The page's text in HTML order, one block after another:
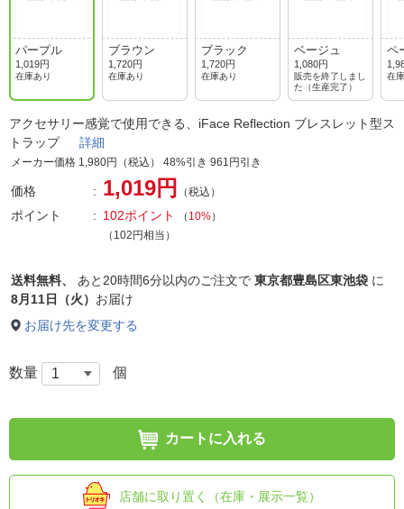
パープル
1,019円
在庫あり
ブラウン
1,720円
在庫あり
ブラック
1,720円
在庫あり
ベージュ
1,080円
販売を終了しまし
た（生産完了）
ペ
在
アクセサリー感覚で使用できる、iFace Reflection ブレスレット型ス
トラップ 詳細
メーカー価格 1,980円（税込） 48%引き 961円引き
価格 1,019円 （税込）
ポイント 102ポイント （ 10%）
（102円相当）
送料無料、 あと 20時間6分以内のご注文で 東京都豊島区東池袋 に
8月11日（火） お届け
お届け先を変更する
数量 個
カートに入れる
店舗に取り置く（在庫・展示一覧）